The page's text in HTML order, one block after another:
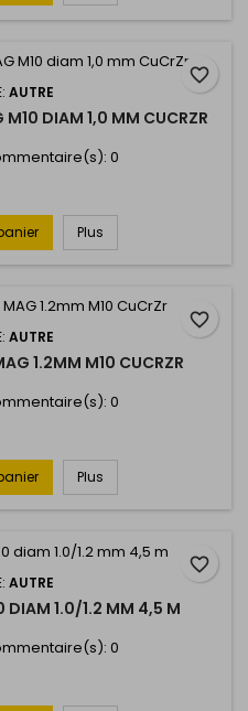
AUTRE
DIAM 1,0 MM CUCRZR
0
Plus
favorite_border
AUTRE
1.2MM M10 CUCRZR
0
Plus
favorite_border
AUTRE
DIAM 1.0/1.2 MM 4,5 M
0
favorite_border